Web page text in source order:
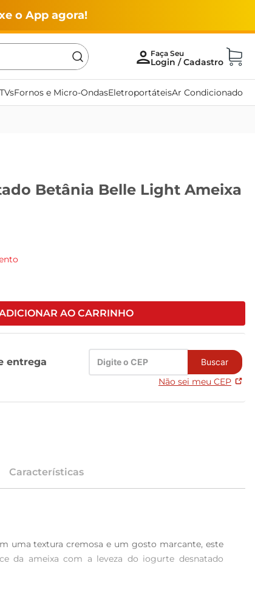
o App agora!
TVsFornos e Micro-OndasEletroportáteisAr Condicionado
Betânia Belle Light Ameixa
AO CARRINHO
entrega Buscar
Não sei meu CEP
Características
uma textura cremosa e um gosto marcante, este
da ameixa com a leveza do iogurte desnatado